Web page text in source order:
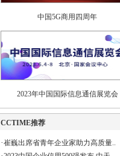
中国5G商用四周年
2023年中国国际信息通信展览会
CCTIME推荐
·崔巍出席省青年企业家助力高质量..